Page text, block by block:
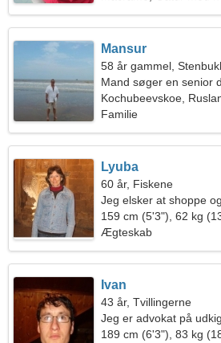
Mansur
58 år gammel,
Mand søger en senior
Kochubeevskoe,
Familie
Lyuba
60 år, Fiskene
Jeg elsker at shoppe
159 cm (5'3"), 62 kg
Ægteskab
Ivan
43 år, Tvillingerne
Jeg er advokat på
189 cm (6'3"), 83 kg